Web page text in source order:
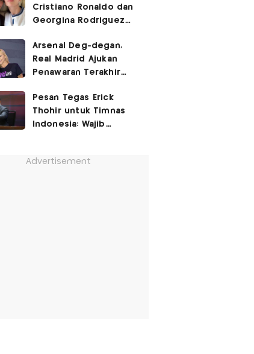
Cristiano Ronaldo dan
Georgina Rodriguez
Arsenal Deg-degan,
Real Madrid Ajukan
Penawaran Terakhir
Pesan Tegas Erick
Thohir untuk Timnas
Indonesia: Wajib
2026!
Advertisement